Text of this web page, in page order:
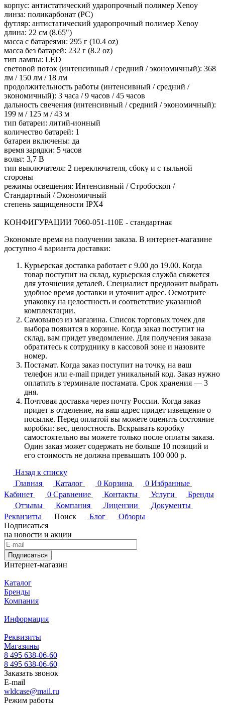
корпус: антистатический ударопрочный полимер Xenoy
линза: поликарбонат (PC)
футляр: антистатический ударопрочный полимер Xenoy
длина: 22 см (8.65")
масса с батареями: 295 г (10.4 oz)
масса без батарей: 232 г (8.2 oz)
тип лампы: LED
световой поток (интенсивный / средний / экономичный): 368
лм / 150 лм / 18 лм
продолжительность работы (интенсивный / средний /
экономичный): 3 часа / 9 часов / 45 часов
дальность свечения (интенсивный / средний / экономичный):
199 м / 125 м / 43 м
тип батареи: литий-ионный
количество батарей: 1
батареи включены: да
время зарядки: 5 часов
вольт: 3,7 В
тип выключателя: 2 переключателя, сбоку и с тыльной
стороны
режимы освещения: Интенсивный / Стробоскоп /
Стандартный / Экономичный
степень защищенности IPX4
КОНФИГУРАЦИИ 7060-051-110E - стандартная
Экономьте время на получении заказа. В интернет-магазине
доступно 4 варианта доставки:
Курьерская доставка работает с 9.00 до 19.00. Когда
товар поступит на склад, курьерская служба свяжется
для уточнения деталей. Специалист предложит выбрать
удобное время доставки и уточнит адрес. Осмотрите
упаковку на целостность и соответствие указанной
комплектации.
Самовывоз из магазина. Список торговых точек для
выбора появится в корзине. Когда заказ поступит на
склад, вам придет уведомление. Для получения заказа
обратитесь к сотруднику в кассовой зоне и назовите
номер.
Постамат. Когда заказ поступит на точку, на ваш
телефон или e-mail придет уникальный код. Заказ нужно
оплатить в терминале постамата. Срок хранения — 3
дня.
Почтовая доставка через почту России. Когда заказ
придет в отделение, на ваш адрес придет извещение о
посылке. Перед оплатой вы можете оценить состояние
коробки: вес, целостность. Вскрывать коробку
самостоятельно вы можете только после оплаты заказа.
Один заказ может содержать не больше 10 позиций и
его стоимость не должна превышать 100 000 р.
Назад к списку
Главная
Каталог 0 Корзина 0 Избранные
Кабинет
0 Сравнение Контакты Услуги
Бренды
Отзывы
Компания Лицензии
Документы
Реквизиты
Поиск Блог
Обзоры
Подписаться
на новости и акции
Подписаться
Интернет-магазин
Каталог
Бренды
Компания
Информация
Реквизиты
Магазины
8 495 638-06-60
8 495 638-06-60
Заказать звонок
E-mail
wldcase@mail.ru
Режим работы